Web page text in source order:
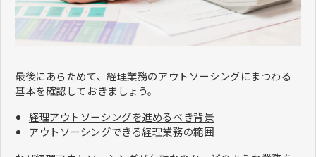
最後にあらためて、経理業務のアウトソーシングにまつわる
基本を確認しておきましょう。
経理アウトソーシングを進めるべき背景
アウトソーシングできる経理業務の範囲